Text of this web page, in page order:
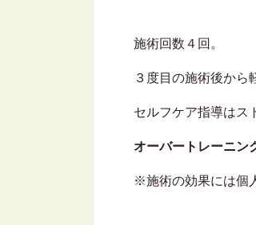
施術回数４回。
３度目の施術後から
セルフケア指導はス
オーバートレーニン
※施術の効果には個